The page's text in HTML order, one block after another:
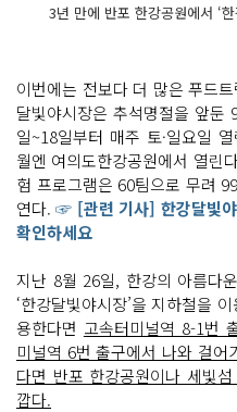
3년 만에 반포 한강공원에서 ‘
이번에는 전보다 더 많은 푸드
달빛야시장은 추석명절을 앞둔
일~18일부터 매주 토·일요일
월엔 여의도한강공원에서 열린
험 프로그램은 60팀으로 무려
연다.☞ [관련 기사] 한강달빛
확인하세요
지난 8월 26일, 한강의 아름다
‘한강달빛야시장’을 지하철을
용한다면 고속터미널역 8-1번
미널역 6번 출구에서 나와 걸
다면 반포 한강공원이나 세빛
깝다.